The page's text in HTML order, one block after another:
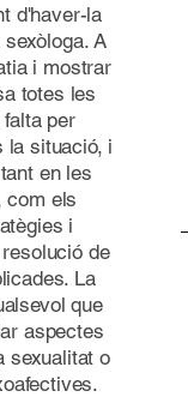
d'haver-la
A
i mostrar
totes les
per
la situació, i
en les
com els
i
de
La
que
aspectes
sexualitat o